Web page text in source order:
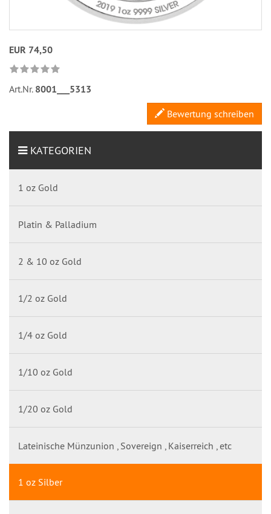
EUR 74,50
Art.Nr. 8001___5313
Bewertung schreiben
KATEGORIEN
1 oz Gold
Platin & Palladium
2 & 10 oz Gold
1/2 oz Gold
1/4 oz Gold
1/10 oz Gold
1/20 oz Gold
Lateinische Münzunion , Sovereign , Kaiserreich , etc
1 oz Silber